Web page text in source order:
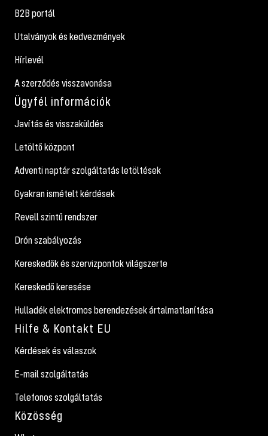
B2B portál
Utalványok és kedvezmények
Hírlevél
A szerződés visszavonása
Ügyfél információk
Javítás és visszaküldés
Letöltő központ
Adventi naptár szolgáltatás letöltések
Gyakran ismételt kérdések
Revell szintű rendszer
Drón szabályozás
Kereskedők és szervizpontok világszerte
Kereskedő keresése
Hulladék elektromos berendezések ártalmatlanítása
Hilfe & Kontakt EU
Kérdések és válaszok
E-mail szolgáltatás
Telefonos szolgáltatás
Közösség